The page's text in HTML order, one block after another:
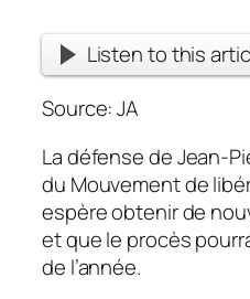
Listen to this
Source: JA
La défense de Jean-
du Mouvement de
espère obtenir de
et que le procès
de l’année.